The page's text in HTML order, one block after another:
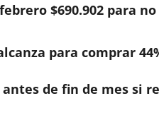
$690.902 para
para comprar
de fin de mes si